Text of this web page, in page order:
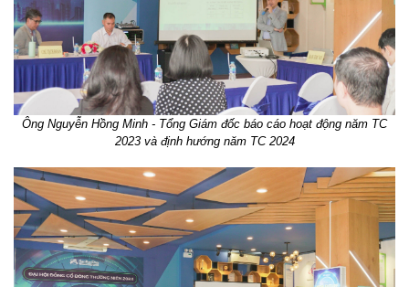
Ông Nguyễn Hồng Minh - Tổng Giám đốc báo cáo hoạt động năm TC
2023 và định hướng năm TC 2024